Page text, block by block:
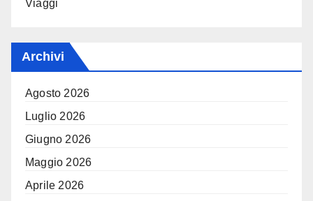
Viaggi
Archivi
Agosto 2026
Luglio 2026
Giugno 2026
Maggio 2026
Aprile 2026